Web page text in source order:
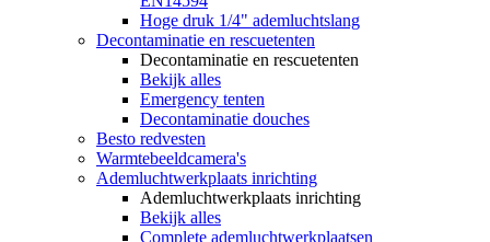
Hoge druk 1/4" ademluchtslang
Decontaminatie en rescuetenten
Decontaminatie en rescuetenten
Bekijk alles
Emergency tenten
Decontaminatie douches
Besto redvesten
Warmtebeeldcamera's
Ademluchtwerkplaats inrichting
Ademluchtwerkplaats inrichting
Bekijk alles
Complete ademluchtwerkplaatsen